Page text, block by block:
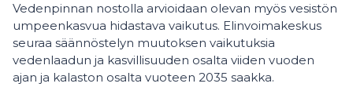
Vedenpinnan nostolla arvioidaan olevan myös vesistön
umpeenkasvua hidastava vaikutus. Elinvoimakeskus
seuraa säännöstelyn muutoksen vaikutuksia
vedenlaadun ja kasvillisuuden osalta viiden vuoden
ajan ja kalaston osalta vuoteen 2035 saakka.